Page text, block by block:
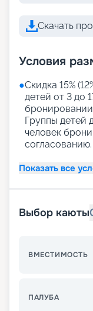
Скачать
Условия
●Скидка 15%
детей от 3 до
Группы детей
человек
согласованию.
Показать все
Выбор каюты
ВМЕСТИМОСТЬ
ПАЛУБА